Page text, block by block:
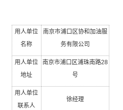
用人单位
名称
南京市浦口区协和加油服
务有限公司
用人单位
地址
南京市浦口区浦珠南路28
号
用人单位
联系人
徐经理